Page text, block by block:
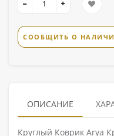
СООБЩИТЬ О
ОПИСАНИЕ
Круглый Коврик Arya